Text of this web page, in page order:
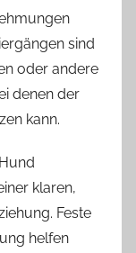
sind
oder andere
denen der
kann.
klaren,
Feste
helfen